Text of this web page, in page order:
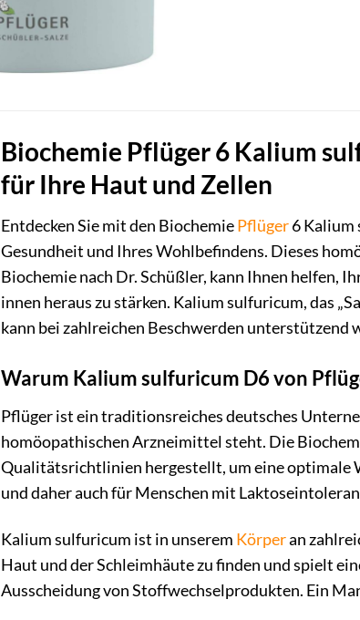
Biochemie Pflüger 6 Kalium
für Ihre Haut und Zellen
Entdecken Sie mit den BiochemiePflüger6 Kalium
Gesundheit und Ihres Wohlbefindens. Dieses
Biochemie nach Dr. Schüßler, kann Ihnen helfen,
innen heraus zu stärken. Kalium sulfuricum, das
kann bei zahlreichen Beschwerden unterstützend
Warum Kalium sulfuricum D6 von
Pflüger ist ein traditionsreiches deutsches
homöopathischen Arzneimittel steht. Die
Qualitätsrichtlinien hergestellt, um eine optimale
und daher auch für Menschen mit
Kalium sulfuricum ist in unserem Körperan
Haut und der Schleimhäute zu finden und spielt
Ausscheidung von Stoffwechselprodukten. Ein